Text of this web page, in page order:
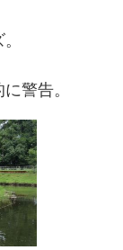
警告。